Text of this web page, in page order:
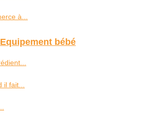
à...
Equipement bébé
fait...